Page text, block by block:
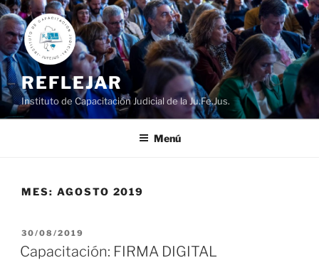
Ir
al
contenido
REFLEJAR
Instituto de Capacitación Judicial de la Ju.Fe.Jus.
Menú
MES: AGOSTO 2019
PUBLICADO
EL
30/08/2019
Capacitación: FIRMA DIGITAL